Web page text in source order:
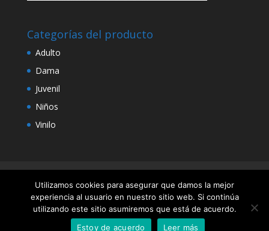
Categorías del producto
Adulto
Dama
Juvenil
Niños
Vinilo
Utilizamos cookies para asegurar que damos la mejor
experiencia al usuario en nuestro sitio web. Si continúa
utilizando este sitio asumiremos que está de acuerdo.
Estoy de acuerdo
Leer más